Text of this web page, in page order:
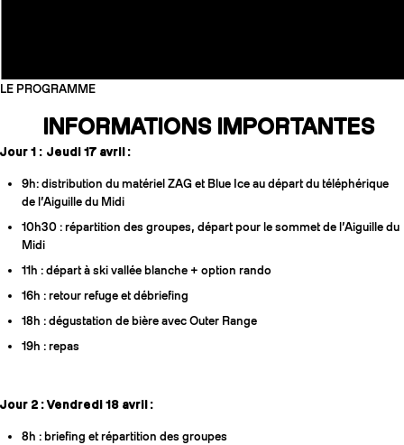
LE PROGRAMME
INFORMATIONS IMPORTANTES
Jour 1 : Jeudi 17 avril :
9h: distribution du matériel ZAG et Blue Ice au départ du téléphérique
de l’Aiguille du Midi
10h30 : répartition des groupes, départ pour le sommet de l’Aiguille du
Midi
11h : départ à ski vallée blanche + option rando
16h : retour refuge et débriefing
18h : dégustation de bière avec Outer Range
19h : repas
Jour 2 : Vendredi 18 avril :
8h : briefing et répartition des groupes